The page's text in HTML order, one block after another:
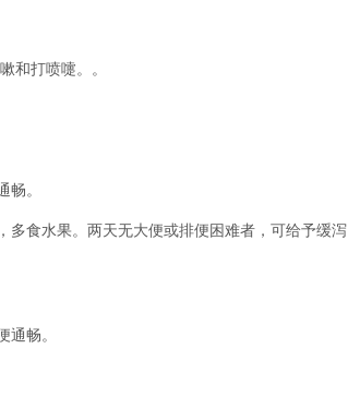
和打喷嚏。。
。
食水果。两天无大便或排便困难者，可给予缓泻
畅。